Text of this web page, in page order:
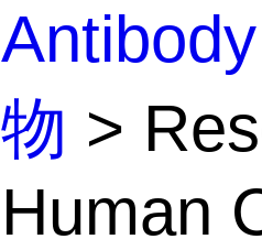
Antibody
物 >
Human